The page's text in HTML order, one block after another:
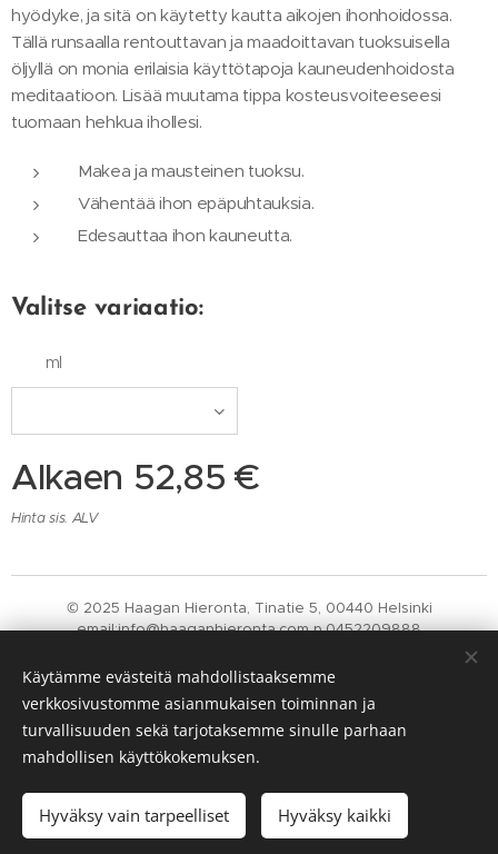
hyödyke, ja sitä on käytetty kautta aikojen ihonhoidossa.
Tällä runsaalla rentouttavan ja maadoittavan tuoksuisella
öljyllä on monia erilaisia käyttötapoja kauneudenhoidosta
meditaatioon. Lisää muutama tippa kosteusvoiteeseesi
tuomaan hehkua ihollesi.
Makea ja mausteinen tuoksu.
Vähentää ihon epäpuhtauksia.
Edesauttaa ihon kauneutta.
Valitse variaatio:
ml
Alkaen 52,85 €
Hinta sis. ALV
Lisää ostoskoriin
© 2025 Haagan Hieronta, Tinatie 5, 00440 Helsinki
email:info@haaganhieronta.com p.0452209888
Kielet
Suomi
English
Käytämme evästeitä mahdollistaaksemme
verkkosivustomme asianmukaisen toiminnan ja
turvallisuuden sekä tarjotaksemme sinulle parhaan
mahdollisen käyttökokemuksen.
Hyväksy vain tarpeelliset Hyväksy kaikki